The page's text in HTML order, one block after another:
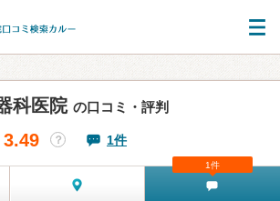
科医院 の口コミ・評判
3.49 ？ 1件
1件